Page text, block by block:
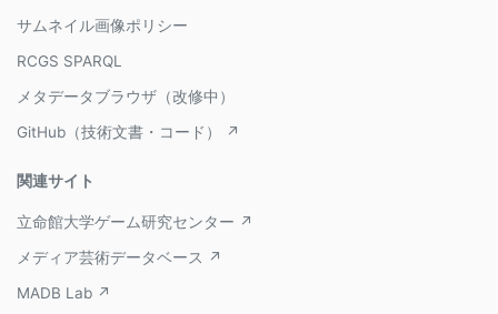
サムネイル画像ポリシー
RCGS SPARQL
メタデータブラウザ（改修中）
GitHub（技術文書・コード） ↗
関連サイト
立命館大学ゲーム研究センター ↗
メディア芸術データベース ↗
MADB Lab ↗